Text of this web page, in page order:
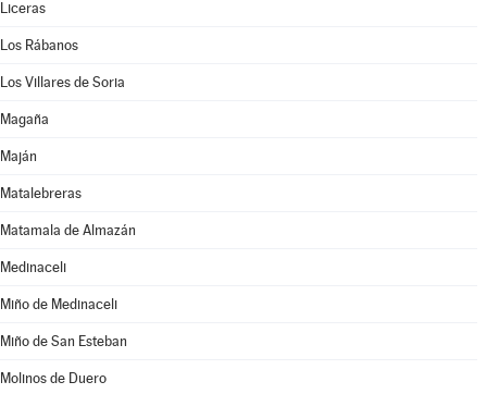
Liceras
Los Rábanos
Los Villares de Soria
Magaña
Maján
Matalebreras
Matamala de Almazán
Medinaceli
Miño de Medinaceli
Miño de San Esteban
Molinos de Duero